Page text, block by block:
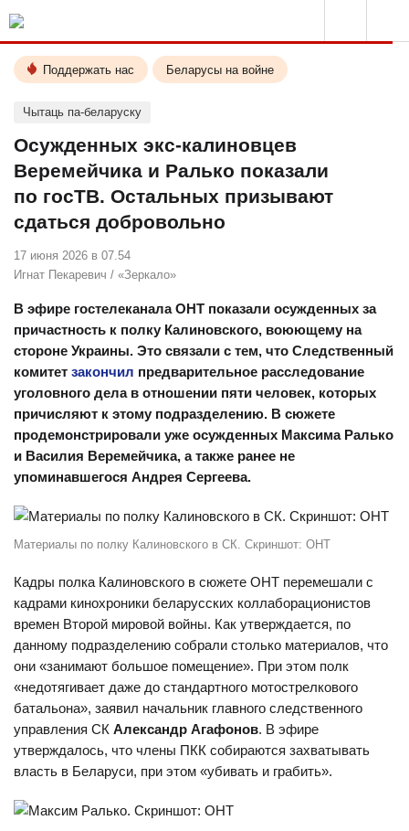
Поддержать нас Беларусы на войне
Чытаць па-беларуску
Осужденных экс-калиновцев
Веремейчика и Ралько показали
по госТВ. Остальных призывают
сдаться добровольно
17 июня 2026 в 07.54
Игнат Пекаревич / «Зеркало»
В эфире гостелеканала ОНТ показали осужденных за
причастность к полку Калиновского, воюющему на
стороне Украины. Это связали с тем, что Следственный
комитет закончил предварительное расследование
уголовного дела в отношении пяти человек, которых
причисляют к этому подразделению. В сюжете
продемонстрировали уже осужденных Максима Ралько
и Василия Веремейчика, а также ранее не
упоминавшегося Андрея Сергеева.
Материалы по полку Калиновского в СК. Скриншот: ОНТ
Кадры полка Калиновского в сюжете ОНТ перемешали с
кадрами кинохроники беларусских коллаборационистов
времен Второй мировой войны. Как утверждается, по
данному подразделению собрали столько материалов, что
они «занимают большое помещение». При этом полк
«недотягивает даже до стандартного мотострелкового
батальона», заявил начальник главного следственного
управления СК Александр Агафонов. В эфире
утверждалось, что члены ПКК собираются захватывать
власть в Беларуси, при этом «убивать и грабить».